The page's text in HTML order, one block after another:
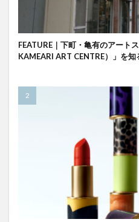
FEATURE｜下町・亀有のアート
KAMEARI ART CENTRE）」を知